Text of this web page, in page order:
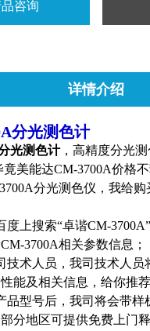
咨询
详情介绍
分光测色计
光测色计，高精度分光
竟美能达CM-3700A价格
分光测色仪，我给
度上搜索“卓谐CM-
3700A相关参数信息；
技术人员，我司技术人员
能及相关信息，给你推
品型号后，我司将会带样
部分地区可提供免费上门